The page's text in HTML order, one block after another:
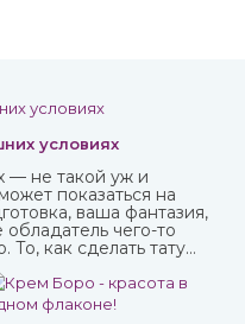
условиях
— не такой уж и
показаться на
ваша фантазия,
чего-то
То, как сделать тату